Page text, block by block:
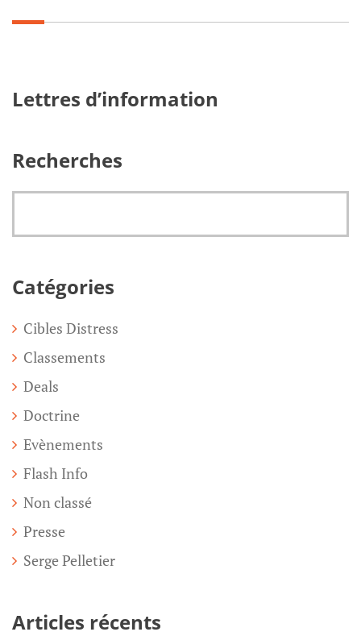
Lettres d’information
Recherches
Catégories
Cibles Distress
Classements
Deals
Doctrine
Evènements
Flash Info
Non classé
Presse
Serge Pelletier
Articles récents